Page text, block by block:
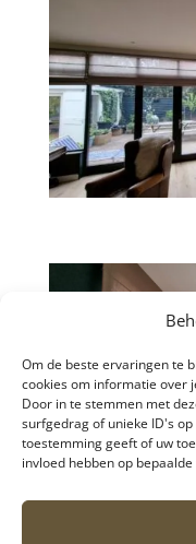
Om de beste ervaringen te
cookies om informatie over
Door in te stemmen met
surfgedrag of unieke ID's
toestemming geeft of uw
invloed hebben op